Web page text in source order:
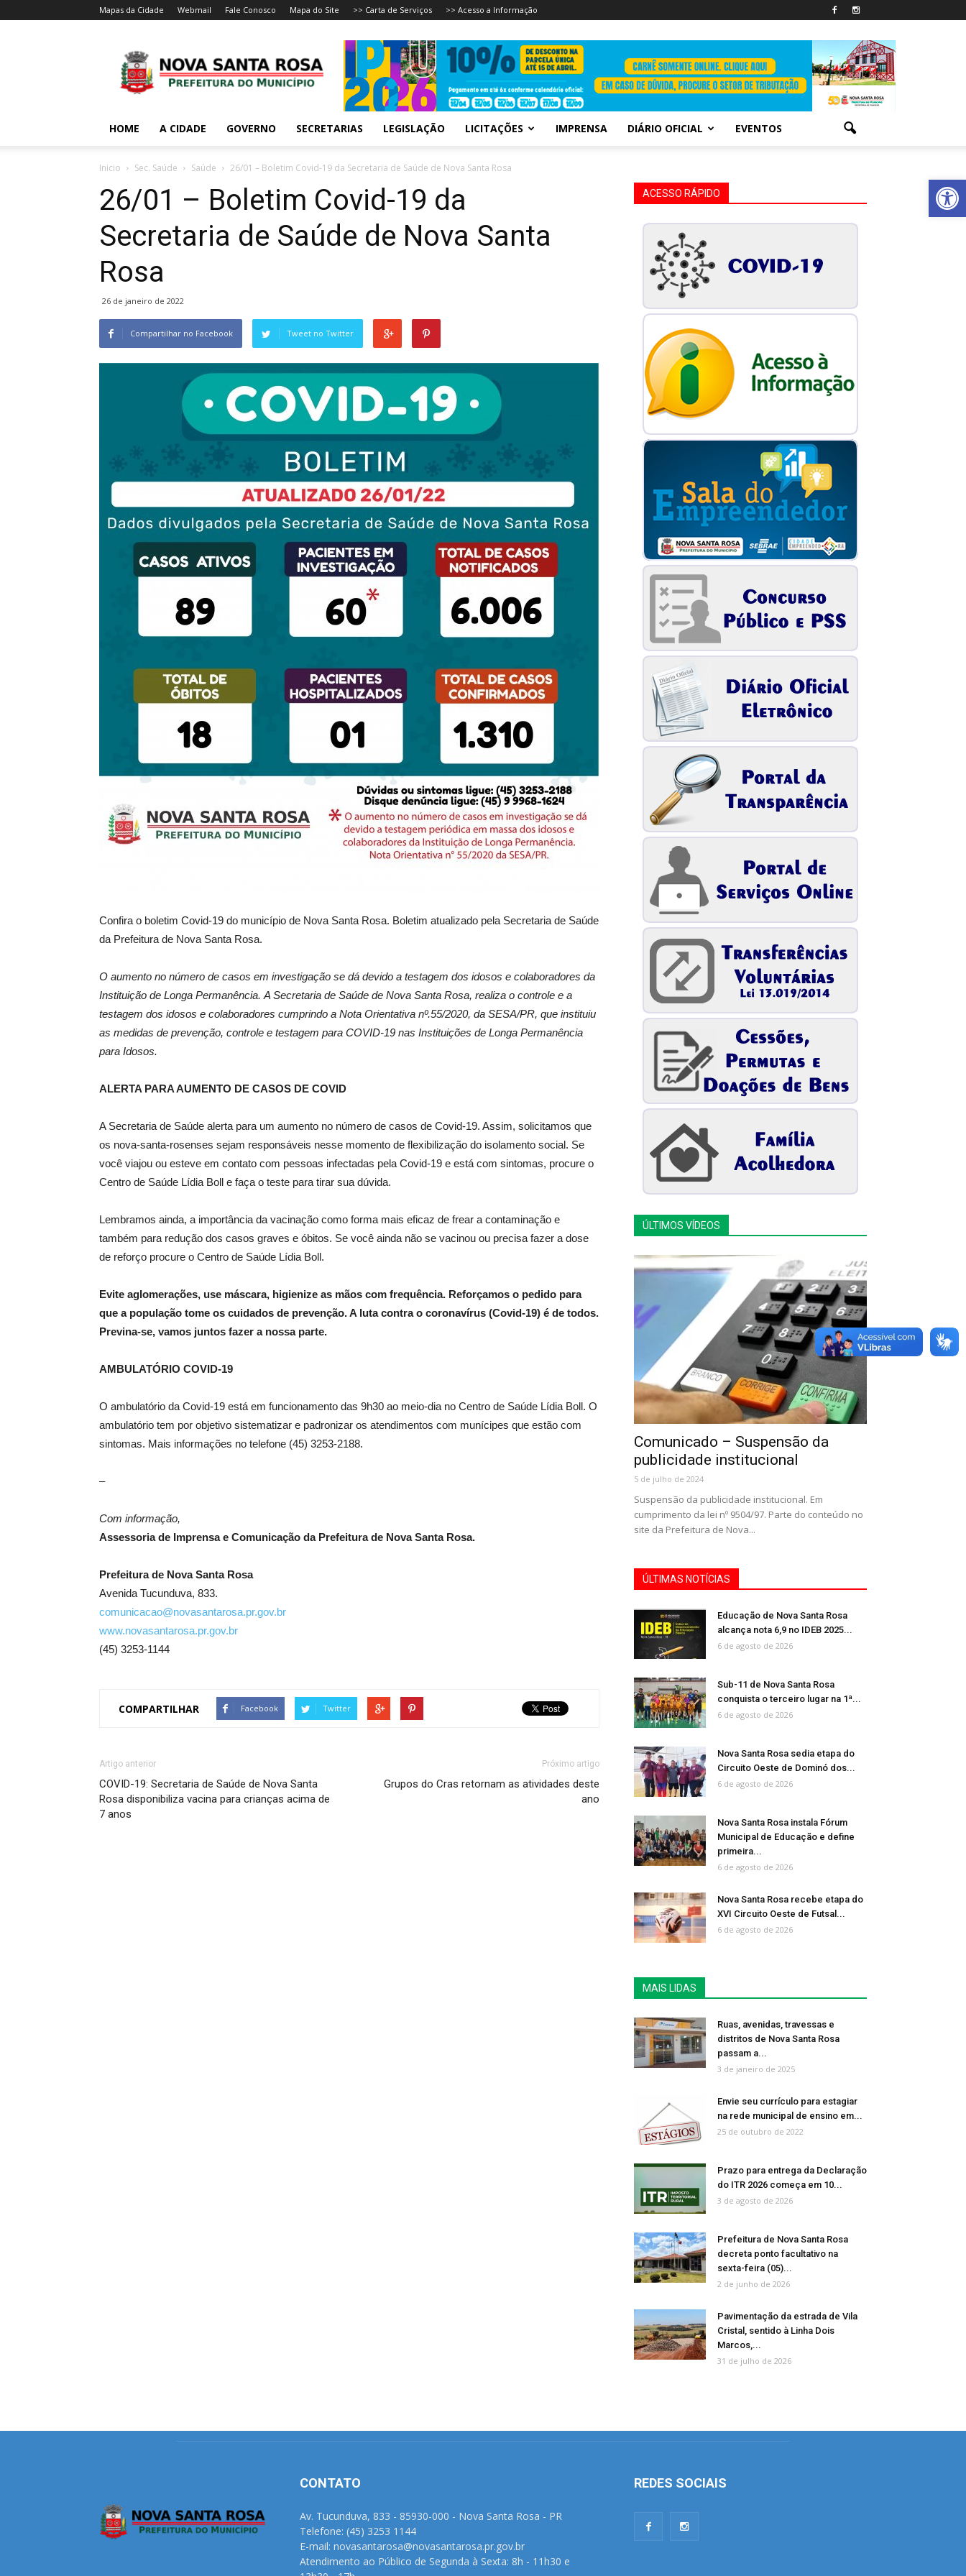
Abrir
Mapas da Cidade Webmail Fale Conosco Mapa do Site >> Carta de Serviços >> Acesso a Informação
HOME A CIDADE GOVERNO SECRETARIAS LEGISLAÇÃO LICITAÇÕES IMPRENSA DIÁRIO OFICIAL EVENTOS
Inicio Sec. Saúde Saúde 26/01 – Boletim Covid-19 da Secretaria de Saúde de Nova Santa Rosa
26/01 – Boletim Covid-19 da
Secretaria de Saúde de Nova Santa
Rosa
26 de janeiro de 2022
Compartilhar no Facebook Tweet no Twitter
Confira o boletim Covid-19 do município de Nova Santa Rosa. Boletim atualizado pela Secretaria de Saúde
da Prefeitura de Nova Santa Rosa.
O aumento no número de casos em investigação se dá devido a testagem dos idosos e colaboradores da
Instituição de Longa Permanência. A Secretaria de Saúde de Nova Santa Rosa, realiza o controle e a
testagem dos idosos e colaboradores cumprindo a Nota Orientativa nº.55/2020, da SESA/PR, que instituiu
as medidas de prevenção, controle e testagem para COVID-19 nas Instituições de Longa Permanência
para Idosos.
ALERTA PARA AUMENTO DE CASOS DE COVID
A Secretaria de Saúde alerta para um aumento no número de casos de Covid-19. Assim, solicitamos que
os nova-santa-rosenses sejam responsáveis nesse momento de flexibilização do isolamento social. Se
você viajou ou esteve em contato com pessoas infectadas pela Covid-19 e está com sintomas, procure o
Centro de Saúde Lídia Boll e faça o teste para tirar sua dúvida.
Lembramos ainda, a importância da vacinação como forma mais eficaz de frear a contaminação e
também para redução dos casos graves e óbitos. Se você ainda não se vacinou ou precisa fazer a dose
de reforço procure o Centro de Saúde Lídia Boll.
Evite aglomerações, use máscara, higienize as mãos com frequência. Reforçamos o pedido para
que a população tome os cuidados de prevenção. A luta contra o coronavírus (Covid-19) é de todos.
Previna-se, vamos juntos fazer a nossa parte.
AMBULATÓRIO COVID-19
O ambulatório da Covid-19 está em funcionamento das 9h30 ao meio-dia no Centro de Saúde Lídia Boll. O
ambulatório tem por objetivo sistematizar e padronizar os atendimentos com munícipes que estão com
sintomas. Mais informações no telefone (45) 3253-2188.
–
Com informação,
Assessoria de Imprensa e Comunicação da Prefeitura de Nova Santa Rosa.
Prefeitura de Nova Santa Rosa
Avenida Tucunduva, 833.
comunicacao@novasantarosa.pr.gov.br
www.novasantarosa.pr.gov.br
(45) 3253-1144
COMPARTILHAR Facebook Twitter
Artigo anterior
COVID-19: Secretaria de Saúde de Nova Santa
Rosa disponibiliza vacina para crianças acima de
7 anos
Próximo artigo
Grupos do Cras retornam as atividades deste
ano
ACESSO RÁPIDO
ÚLTIMOS VÍDEOS
Comunicado – Suspensão da
publicidade institucional
5 de julho de 2024
Suspensão da publicidade institucional. Em
cumprimento da lei nº 9504/97. Parte do conteúdo no
site da Prefeitura de Nova...
ÚLTIMAS NOTÍCIAS
Educação de Nova Santa Rosa
alcança nota 6,9 no IDEB 2025...
6 de agosto de 2026
Sub-11 de Nova Santa Rosa
conquista o terceiro lugar na 1ª...
6 de agosto de 2026
Nova Santa Rosa sedia etapa do
Circuito Oeste de Dominó dos...
6 de agosto de 2026
Nova Santa Rosa instala Fórum
Municipal de Educação e define
primeira...
6 de agosto de 2026
Nova Santa Rosa recebe etapa do
XVI Circuito Oeste de Futsal...
6 de agosto de 2026
MAIS LIDAS
Ruas, avenidas, travessas e
distritos de Nova Santa Rosa
passam a...
3 de janeiro de 2025
Envie seu currículo para estagiar
na rede municipal de ensino em...
25 de outubro de 2022
Prazo para entrega da Declaração
do ITR 2026 começa em 10...
3 de agosto de 2026
Prefeitura de Nova Santa Rosa
decreta ponto facultativo na
sexta-feira (05)...
2 de junho de 2026
Pavimentação da estrada de Vila
Cristal, sentido à Linha Dois
Marcos,...
31 de julho de 2026
CONTATO
Av. Tucunduva, 833 - 85930-000 - Nova Santa Rosa - PR
Telefone: (45) 3253 1144
E-mail: novasantarosa@novasantarosa.pr.gov.br
Atendimento ao Público de Segunda à Sexta: 8h - 11h30 e
REDES SOCIAIS